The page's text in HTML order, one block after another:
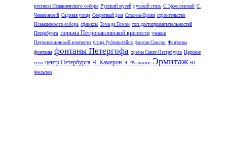
росписи Исаакиевского собора Русский музей русский стиль С. Бржозовский С.
Чевакинский Садовая улица Секретный дом Спас-на-Крови строительство
Исаакиевского собора сфинксы Тома де Томон топ достопримечательностей
Петербурга тюрьма Петропавловской крепости узники
Петропавловской крепости улица Рубинштейна фонтан Самсон Фонтанка
фонтаны фонтаны Петергофа храмы Санкт-Петербурга Царское
село центр Петербурга Ч. Камерон Э. Фальконе Эрмитаж Ю.
Фельтен